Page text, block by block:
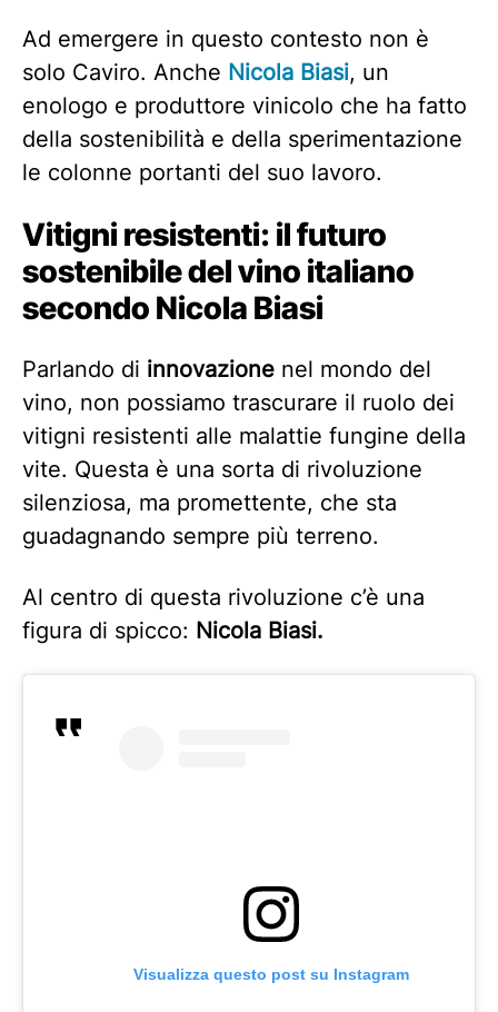
Ad emergere in questo contesto non è
solo Caviro. Anche Nicola Biasi, un
enologo e produttore vinicolo che ha fatto
della sostenibilità e della sperimentazione
le colonne portanti del suo lavoro.
Vitigni resistenti: il futuro
sostenibile del vino italiano
secondo Nicola Biasi
Parlando di innovazione nel mondo del
vino, non possiamo trascurare il ruolo dei
vitigni resistenti alle malattie fungine della
vite. Questa è una sorta di rivoluzione
silenziosa, ma promettente, che sta
guadagnando sempre più terreno.
Al centro di questa rivoluzione c’è una
figura di spicco: Nicola Biasi.
Visualizza questo post su Instagram